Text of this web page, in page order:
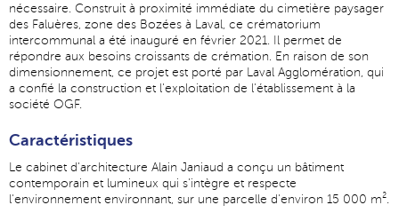
nécessaire. Construit à proximité immédiate du cimetière paysager
des Faluères, zone des Bozées à Laval, ce crématorium
intercommunal a été inauguré en février 2021. Il permet de
répondre aux besoins croissants de crémation. En raison de son
dimensionnement, ce projet est porté par Laval Agglomération, qui
a confié la construction et l'exploitation de l'établissement à la
société OGF.
Caractéristiques
Le cabinet d'architecture Alain Janiaud a conçu un bâtiment
contemporain et lumineux qui s'intègre et respecte
l'environnement environnant, sur une parcelle d'environ 15 000 m².